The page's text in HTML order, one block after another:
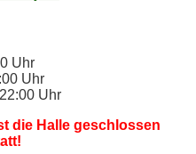
Uhr
Uhr
Uhr
die Hal­le ge­schlos­sen